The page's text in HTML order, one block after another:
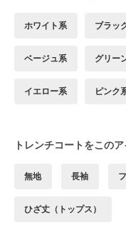
ホワイト系 ブラッ
ベージュ系 グリー
イエロー系 ピンク
トレンチコートをこの
無地 長袖
ひざ丈（トップス）